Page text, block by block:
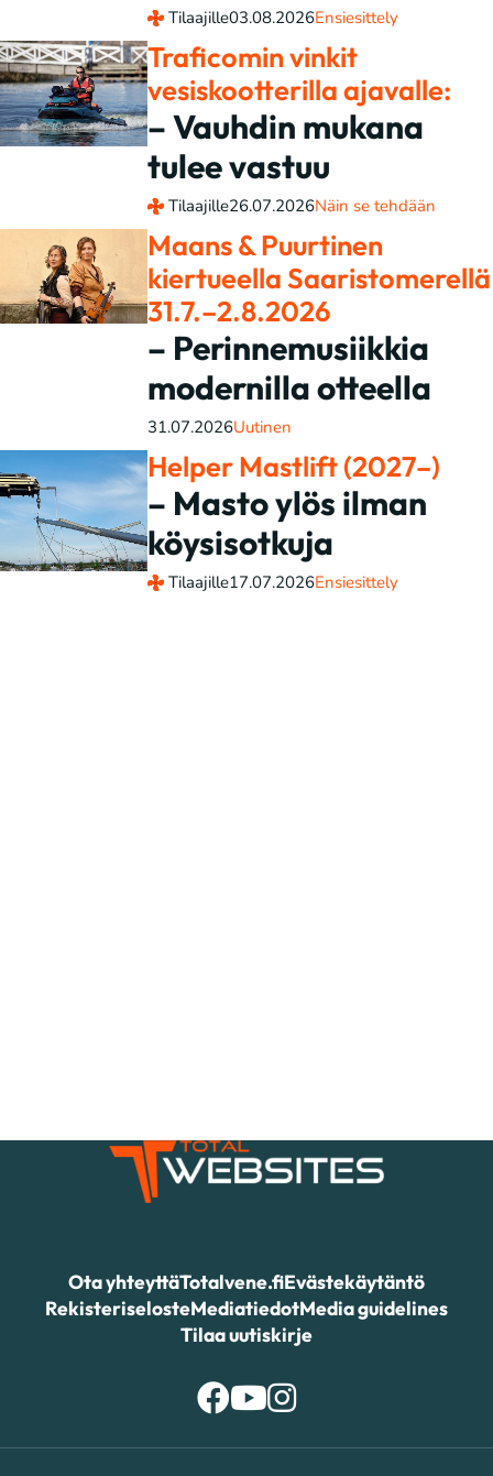
Tilaajille03.08.2026Ensiesittely
Traficomin vinkit
vesiskootterilla ajavalle:
– Vauhdin mukana
tulee vastuu
Tilaajille26.07.2026Näin se tehdään
Maans & Puurtinen
kiertueella Saaristomerellä
31.7.–2.8.2026
– Perinnemusiikkia
modernilla otteella
31.07.2026Uutinen
Helper Mastlift (2027–)
– Masto ylös ilman
köysisotkuja
Tilaajille17.07.2026Ensiesittely
Ota yhteyttäTotalvene.fiEvästekäytäntö
RekisteriselosteMediatiedotMedia guidelines
Tilaa uutiskirje